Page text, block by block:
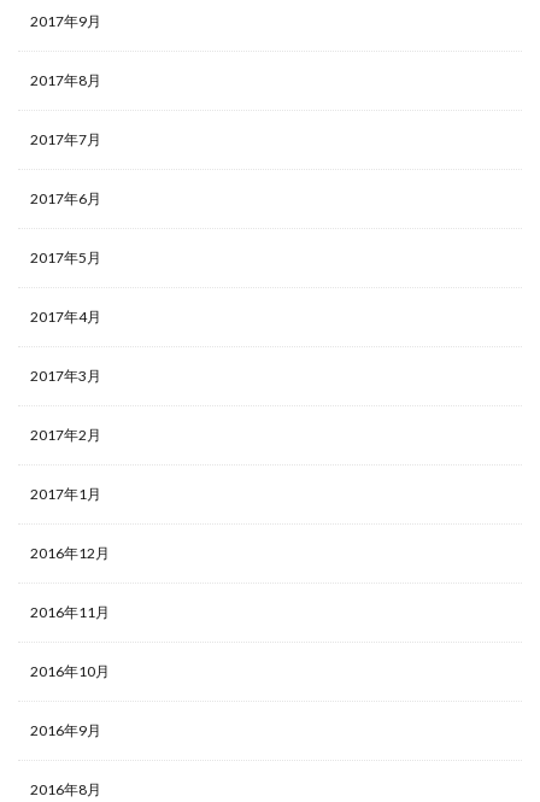
2017年9月
2017年8月
2017年7月
2017年6月
2017年5月
2017年4月
2017年3月
2017年2月
2017年1月
2016年12月
2016年11月
2016年10月
2016年9月
2016年8月